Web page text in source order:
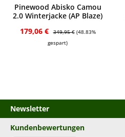
Pinewood Abisko Camou
2.0 Winterjacke (AP Blaze)
Verkaufspreis:
179,06 € Regulärer Preis:
349,95 € (48.83%
gespart)
Newsletter
Kundenbewertungen